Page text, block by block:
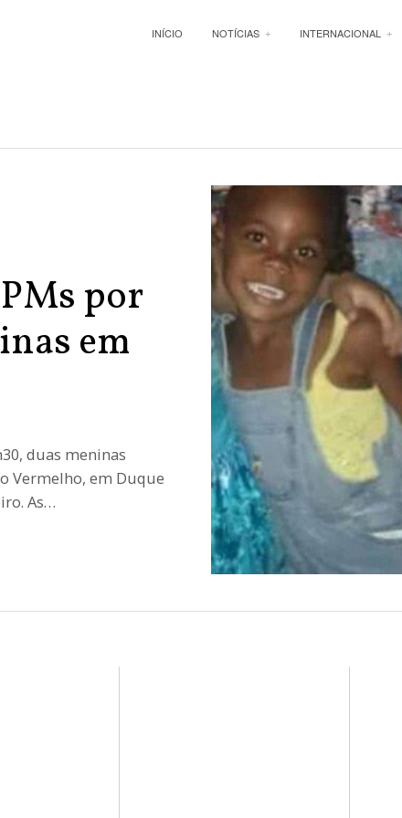
INÍCIO NOTÍCIAS INTERNACIONAL
por
em
duas meninas
Vermelho, em Duque
As…